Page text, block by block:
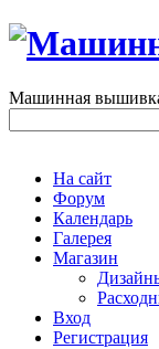
Машинная
На сайт
Форум
Календарь
Галерея
Магазин
Вход
Регистрация